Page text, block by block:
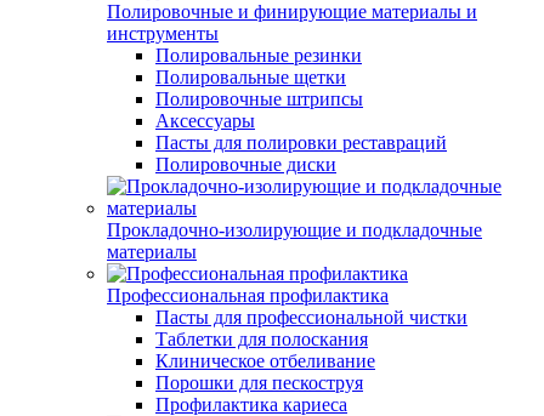
Полировочные и финирующие материалы и
инструменты
Полировальные резинки
Полировальные щетки
Полировочные штрипсы
Аксессуары
Пасты для полировки реставраций
Полировочные диски
Прокладочно-изолирующие и подкладочные
материалы
Профессиональная профилактика
Пасты для профессиональной чистки
Таблетки для полоскания
Клиническое отбеливание
Порошки для пескоструя
Профилактика кариеса